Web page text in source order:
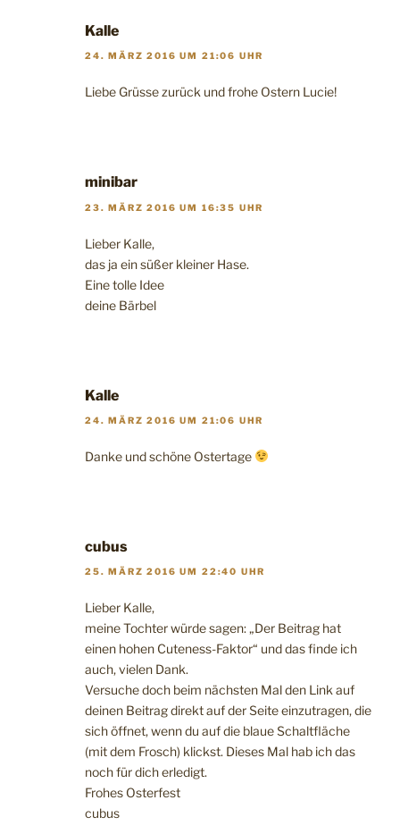
Kalle
24. MÄRZ 2016 UM 21:06 UHR
Liebe Grüsse zurück und frohe Ostern Lucie!
minibar
23. MÄRZ 2016 UM 16:35 UHR
Lieber Kalle,
das ja ein süßer kleiner Hase.
Eine tolle Idee
deine Bärbel
Kalle
24. MÄRZ 2016 UM 21:06 UHR
Danke und schöne Ostertage
cubus
25. MÄRZ 2016 UM 22:40 UHR
Lieber Kalle,
meine Tochter würde sagen: „Der Beitrag hat
einen hohen Cuteness-Faktor“ und das finde ich
auch, vielen Dank.
Versuche doch beim nächsten Mal den Link auf
deinen Beitrag direkt auf der Seite einzutragen, die
sich öffnet, wenn du auf die blaue Schaltfläche
(mit dem Frosch) klickst. Dieses Mal hab ich das
noch für dich erledigt.
Frohes Osterfest
cubus